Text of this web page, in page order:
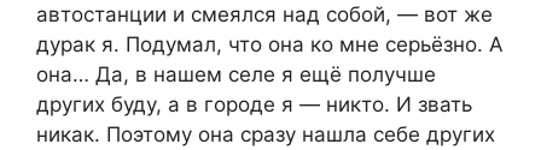
автостанции и смеялся над собой, — вот же
дурак я. Подумал, что она ко мне серьёзно. А
она… Да, в нашем селе я ещё получше
других буду, а в городе я — никто. И звать
никак. Поэтому она сразу нашла себе других